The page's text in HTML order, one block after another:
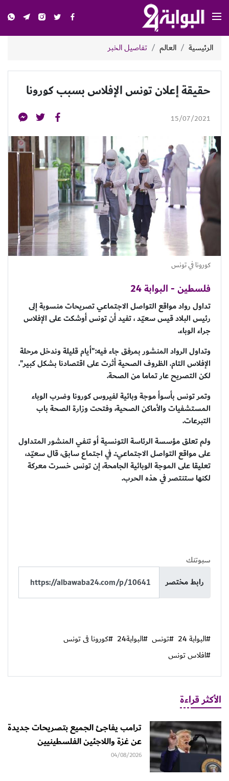
الرئيسية العالم تفاصيل الخبر
حقيقة إعلان تونس الإفلاس بسبب كورونا
15/07/2021
كورونا في تونس
فلسطين - البوابة 24
تداول رواد مواقع التواصل الاجتماعي تصريحات منسوبة إلى
رئيس البلاد قيس سعيّد ، تفيد أن تونس أوشكت على الإفلاس
جراء الوباء.
وتداول الرواد المنشور بمرفق جاء فيه:"أيام قليلة وندخل مرحلة
الإفلاس التام. الظروف الصحية أثرت على اقتصادنا بشكل كبير".
لكن التصريح عار تماما من الصحة.
وتمر تونس بأسوأ موجة وبائية لفيروس كورونا وضرب الوباء
المستشفيات والأماكن الصحية، وفتحت وزارة الصحة باب
التبرعات.
ولم تعلق مؤسسة الرئاسة التونسية أو تنفي المنشور المتداول
على مواقع التواصل الاجتماعي:. في اجتماع سابق، قال سعيّد،
تعليقا على الموجة الوبائية الجامحة، إن تونس خسرت معركة
لكنها ستنتصر في هذه الحرب.
سبوتنك
رابط مختصر
#البوابة 24 #تونس #البوابة24
#كورونا فى تونس
#افلاس تونس
الأكثر قراءة
ترامب يفاجئ الجميع بتصريحات جديدة
عن غزة واللاجئين الفلسطينيين
04/08/2026